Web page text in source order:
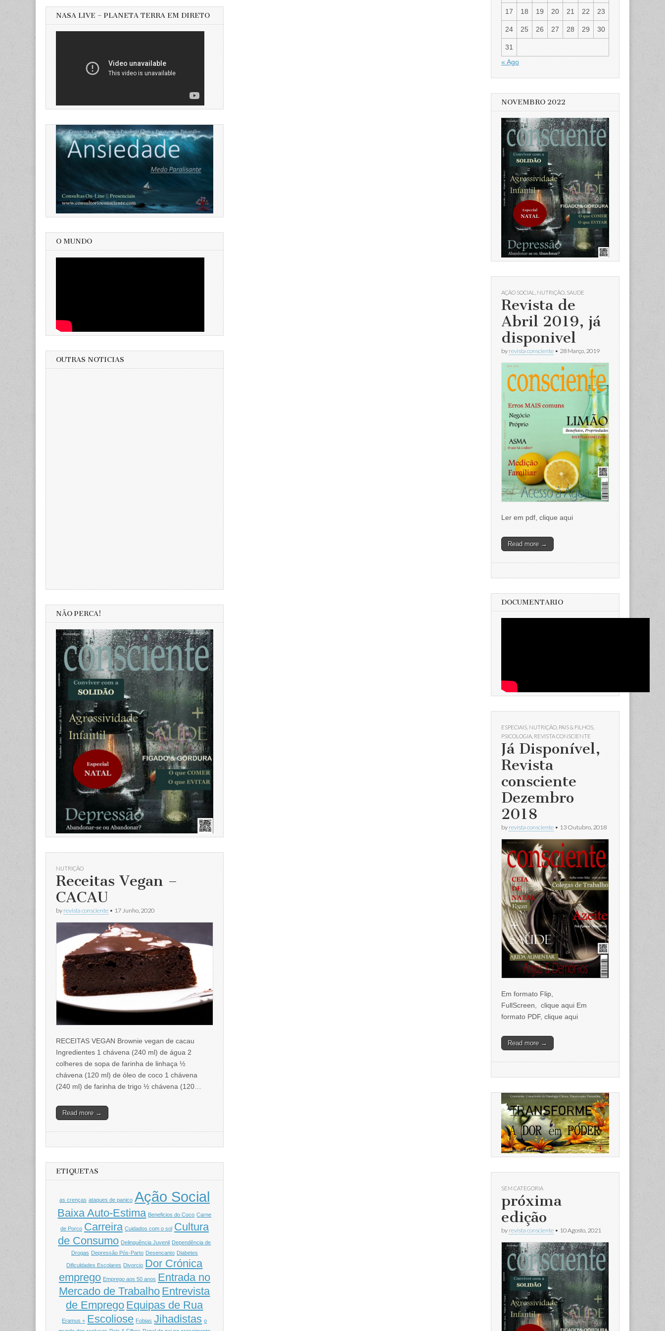
NASA LIVE – PLANETA TERRA EM DIRETO
O MUNDO
OUTRAS NOTICIAS
NÃO PERCA!
NUTRIÇÃO
Receitas Vegan –
CACAU
by revista consciente • 17 Junho, 2020
RECEITAS VEGAN Brownie vegan de cacau
Ingredientes 1 chávena (240 ml) de água 2
colheres de sopa de farinha de linhaça ½
chávena (120 ml) de óleo de coco 1 chávena
(240 ml) de farinha de trigo ½ chávena (120…
Read more →
ETIQUETAS
as crenças ataques de panico Ação Social
Baixa Auto-Estima Beneficios do Coco Carne
de Porco Carreira Cuidados com o sol Cultura
de Consumo Delinquência Juvenil Dependência de
Drogas Depressão Pós-Parto Desencanto Diabetes
Dificuldades Escolares Divorcio Dor Crónica
emprego Emprego aos 50 anos Entrada no
Mercado de Trabalho Entrevista
de Emprego Equipas de Rua
Eramus + Escoliose Fobias Jihadistas o
17 18 19 20 21 22 23
24 25 26 27 28 29 30
31
« Ago
NOVEMBRO 2022
AÇÃO SOCIAL NUTRIÇÃO SAUDE
Revista de
Abril 2019, já
disponivel
by revista consciente • 28 Março, 2019
Ler em pdf, clique aqui
Read more →
DOCUMENTARIO
ESPECIAIS NUTRIÇÃO PAIS & FILHOS
PSICOLOGIA REVISTA CONSCIENTE
Já Disponível,
Revista
consciente
Dezembro
2018
by revista consciente • 13 Outubro, 2018
Em formato Flip,
FullScreen, clique aqui Em
formato PDF, clique aqui
Read more →
SEM CATEGORIA
próxima
edição
by revista consciente • 10 Agosto, 2021